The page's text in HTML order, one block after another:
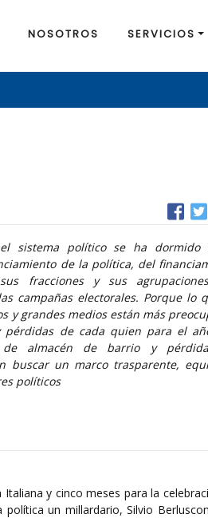
NOSOTROS SERVICIOS
sistema político se ha dormido
de la política, del
fracciones y sus
campañas electorales. Porque lo
y grandes medios están más
pérdidas de cada quien para el
de almacén de barrio y
buscar un marco trasparente,
políticos
y cinco meses para la
un millardario, Silvio